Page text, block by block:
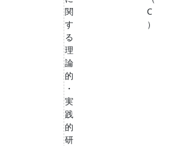
関
す
る
理
論
的
・
実
践
的
研
C
）